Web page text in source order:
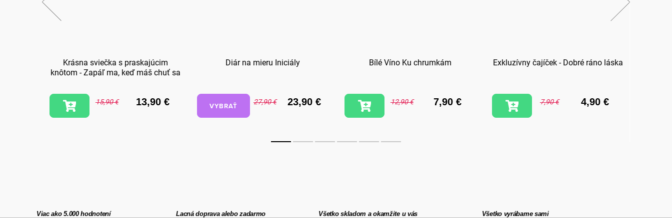
Krásna sviečka s praskajúcim
knôtom - Zapáľ ma, keď máš chuť sa
15,90 € 13,90 €
Diár na mieru Iniciály
27,90 € 23,90 €
VYBRAŤ
Bílé Víno Ku chrumkám
12,90 € 7,90 €
Exkluzívny čajíček - Dobré ráno láska
7,90 € 4,90 €
Viac ako 5.000 hodnotení Lacná doprava alebo zadarmo Všetko skladom a okamžite u vás Všetko vyrábame sami